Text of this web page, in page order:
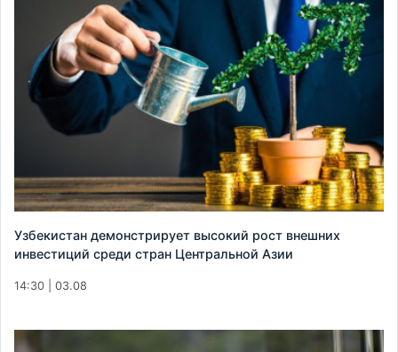
Узбекистан демонстрирует высокий рост внешних
инвестиций среди стран Центральной Азии
14:30 | 03.08